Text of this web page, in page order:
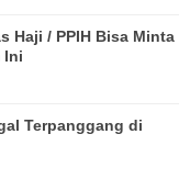
Haji / PPIH Bisa Minta
Ini
Terpanggang di